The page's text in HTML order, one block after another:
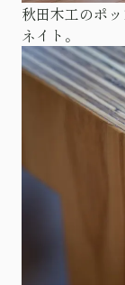
秋田木工のポ
ネイト。